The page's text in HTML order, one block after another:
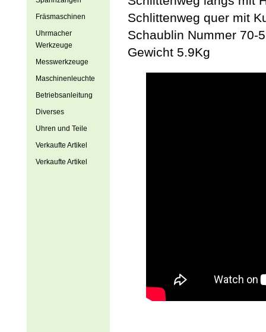
Schlittenweg quer mit
Schaublin Nummer 70-
Gewicht 5.9Kg
Fräsmaschinen
Uhrmacher
Werkzeuge
Messwerkzeuge
Maschinenleuchte
Betriebsanleitung
Diverses
Uhren und Teile
Verkaufte Artikel
Verkaufte Artikel